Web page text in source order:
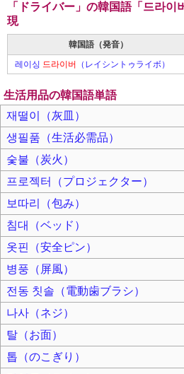
「ドライバー」の韓国語「드라
現
韓国語（発音）
레이싱 드라이버 （レイシントゥライボ）
生活用品の韓国語単語
재떨이（灰皿）
생필품（生活必需品）
숯불（炭火）
프로젝터（プロジェクター）
보따리（包み）
침대（ベッド）
옷핀（安全ピン）
병풍（屏風）
전동 칫솔（電動歯ブラシ）
나사（ネジ）
탈（お面）
톱（のこぎり）